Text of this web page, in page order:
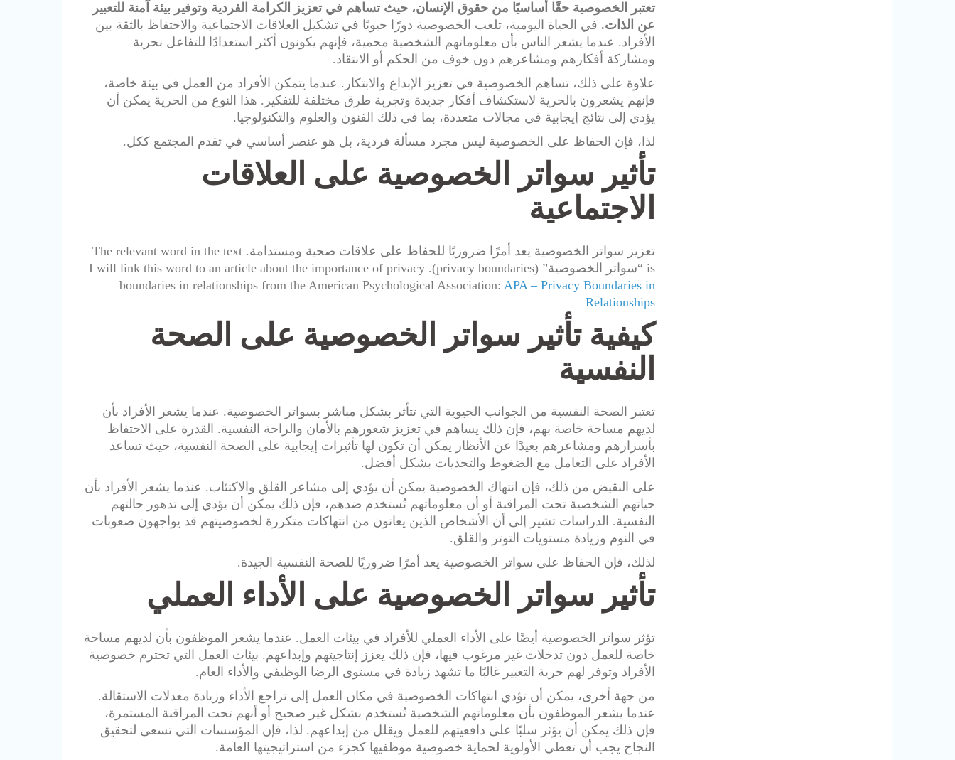
تعتبر الخصوصية حقًا أساسيًا من حقوق الإنسان، حيث تساهم في تعزيز الكرامة الفردية وتوفير بيئة آمنة للتعبير
عن الذات. في الحياة اليومية، تلعب الخصوصية دورًا حيويًا في تشكيل العلاقات الاجتماعية والاحتفاظ بالثقة بين
الأفراد. عندما يشعر الناس بأن معلوماتهم الشخصية محمية، فإنهم يكونون أكثر استعدادًا للتفاعل بحرية
ومشاركة أفكارهم ومشاعرهم دون خوف من الحكم أو الانتقاد.
علاوة على ذلك، تساهم الخصوصية في تعزيز الإبداع والابتكار. عندما يتمكن الأفراد من العمل في بيئة خاصة،
فإنهم يشعرون بالحرية لاستكشاف أفكار جديدة وتجربة طرق مختلفة للتفكير. هذا النوع من الحرية يمكن أن
يؤدي إلى نتائج إيجابية في مجالات متعددة، بما في ذلك الفنون والعلوم والتكنولوجيا.
لذا، فإن الحفاظ على الخصوصية ليس مجرد مسألة فردية، بل هو عنصر أساسي في تقدم المجتمع ككل.
تأثير سواتر الخصوصية على العلاقات
الاجتماعية
تعزيز سواتر الخصوصية يعد أمرًا ضروريًا للحفاظ على علاقات صحية ومستدامة. The relevant word in the text
is “سواتر الخصوصية” (privacy boundaries). I will link this word to an article about the importance of privacy
boundaries in relationships from the American Psychological Association: APA – Privacy Boundaries in
Relationships
كيفية تأثير سواتر الخصوصية على الصحة
النفسية
تعتبر الصحة النفسية من الجوانب الحيوية التي تتأثر بشكل مباشر بسواتر الخصوصية. عندما يشعر الأفراد بأن
لديهم مساحة خاصة بهم، فإن ذلك يساهم في تعزيز شعورهم بالأمان والراحة النفسية. القدرة على الاحتفاظ
بأسرارهم ومشاعرهم بعيدًا عن الأنظار يمكن أن تكون لها تأثيرات إيجابية على الصحة النفسية، حيث تساعد
الأفراد على التعامل مع الضغوط والتحديات بشكل أفضل.
على النقيض من ذلك، فإن انتهاك الخصوصية يمكن أن يؤدي إلى مشاعر القلق والاكتئاب. عندما يشعر الأفراد بأن
حياتهم الشخصية تحت المراقبة أو أن معلوماتهم تُستخدم ضدهم، فإن ذلك يمكن أن يؤدي إلى تدهور حالتهم
النفسية. الدراسات تشير إلى أن الأشخاص الذين يعانون من انتهاكات متكررة لخصوصيتهم قد يواجهون صعوبات
في النوم وزيادة مستويات التوتر والقلق.
لذلك، فإن الحفاظ على سواتر الخصوصية يعد أمرًا ضروريًا للصحة النفسية الجيدة.
تأثير سواتر الخصوصية على الأداء العملي
تؤثر سواتر الخصوصية أيضًا على الأداء العملي للأفراد في بيئات العمل. عندما يشعر الموظفون بأن لديهم مساحة
خاصة للعمل دون تدخلات غير مرغوب فيها، فإن ذلك يعزز إنتاجيتهم وإبداعهم. بيئات العمل التي تحترم خصوصية
الأفراد وتوفر لهم حرية التعبير غالبًا ما تشهد زيادة في مستوى الرضا الوظيفي والأداء العام.
من جهة أخرى، يمكن أن تؤدي انتهاكات الخصوصية في مكان العمل إلى تراجع الأداء وزيادة معدلات الاستقالة.
عندما يشعر الموظفون بأن معلوماتهم الشخصية تُستخدم بشكل غير صحيح أو أنهم تحت المراقبة المستمرة،
فإن ذلك يمكن أن يؤثر سلبًا على دافعيتهم للعمل ويقلل من إبداعهم. لذا، فإن المؤسسات التي تسعى لتحقيق
النجاح يجب أن تعطي الأولوية لحماية خصوصية موظفيها كجزء من استراتيجيتها العامة.